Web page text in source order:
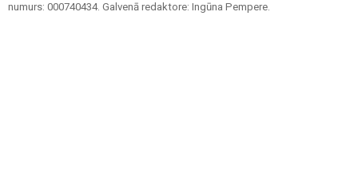
numurs: 000740434. Galvenā redaktore: Ingūna Pempere.